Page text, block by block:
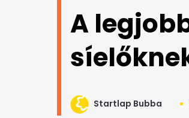
A
Startlap Bubba